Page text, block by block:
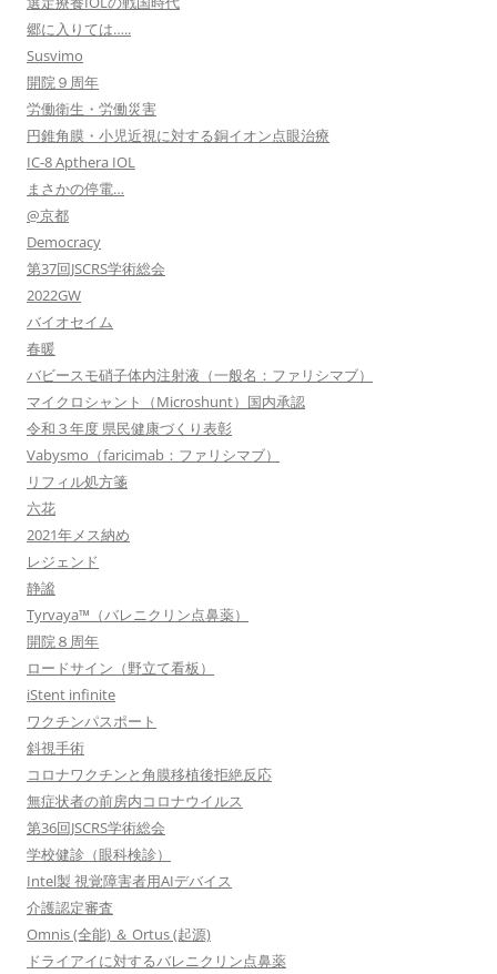
郷に入りては…..
Susvimo
開院９周年
労働衛生・労働災害
円錐角膜・小児近視に対する銅イオン点眼治療
IC-8 Apthera IOL
まさかの停電…
@京都
Democracy
第37回JSCRS学術総会
2022GW
バイオセイム
春暖
バビースモ硝子体内注射液（一般名：ファリシマブ）
マイクロシャント（Microshunt）国内承認
令和３年度 県民健康づくり表彰
Vabysmo（faricimab：ファリシマブ）
リフィル処方箋
六花
2021年メス納め
レジェンド
静謐
Tyrvaya™（バレニクリン点鼻薬）
開院８周年
ロードサイン（野立て看板）
iStent infinite
ワクチンパスポート
斜視手術
コロナワクチンと角膜移植後拒絶反応
無症状者の前房内コロナウイルス
第36回JSCRS学術総会
学校健診（眼科検診）
Intel製 視覚障害者用AIデバイス
介護認定審査
Omnis (全能) ＆ Ortus (起源)
ドライアイに対するバレニクリン点鼻薬